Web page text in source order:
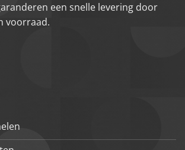
een snelle levering door
voorraad.